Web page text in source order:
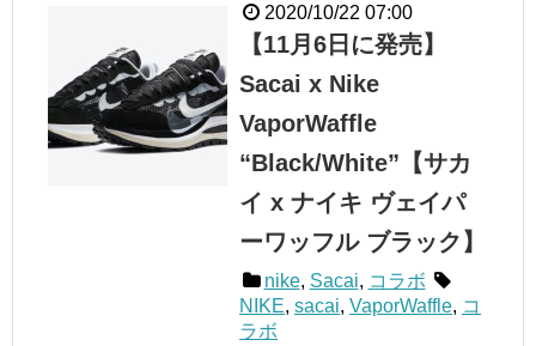
2020/10/22 07:00
【11月6日に発売】
Sacai x Nike
VaporWaffle
“Black/White”【サカ
イ x ナイキ ヴェイパ
ーワッフル ブラック】
nike, Sacai, コラボ
NIKE, sacai, VaporWaffle, コ
ラボ